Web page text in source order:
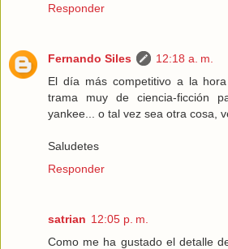
Responder
Fernando Siles
12:18 a. m.
El día más competitivo a la
trama muy de ciencia-ficción
yankee... o tal vez sea otra cosa,
Saludetes
Responder
satrian 12:05 p. m.
Como me ha gustado el detalle